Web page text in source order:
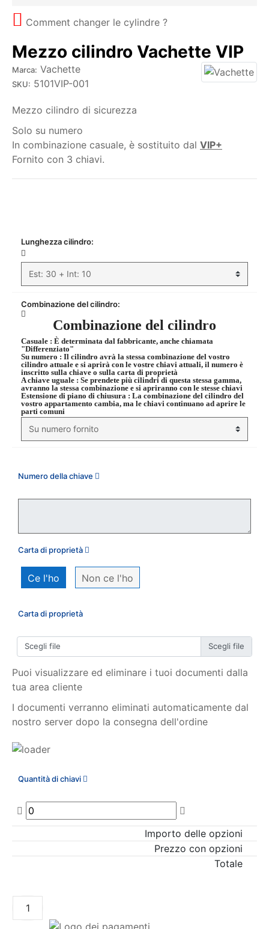
Comment changer le cylindre ?
Mezzo cilindro Vachette VIP
Marca: Vachette
SKU: 5101VIP-001
Mezzo cilindro di sicurezza
Solo su numero
In combinazione casuale, è sostituito dal VIP+
Fornito con 3 chiavi.
Lunghezza cilindro:
Combinazione del cilindro:
Combinazione del cilindro
Casuale : È determinata dal fabbricante, anche chiamata
"Differenziato"
Su numero : Il cilindro avrà la stessa combinazione del vostro
cilindro attuale e si aprirà con le vostre chiavi attuali, il numero è
inscritto sulla chiave o sulla carta di proprietà
A chiave uguale : Se prendete più cilindri di questa stessa gamma,
avranno la stessa combinazione e si apriranno con le stesse chiavi
Estensione di piano di chiusura : La combinazione del cilindro del
vostro appartamento cambia, ma le chiavi continuano ad aprire le
parti comuni
Numero della chiave
Carta di proprietà
Ce l'ho Non ce l'ho
Carta di proprietà
Scegli file
Puoi visualizzare ed eliminare i tuoi documenti dalla
tua area cliente
I documenti verranno eliminati automaticamente dal
nostro server dopo la consegna dell'ordine
Quantità di chiavi
Importo delle opzioni
Prezzo con opzioni
Totale